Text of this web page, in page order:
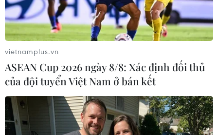
Theo dõi VietnamPlus
TIN CÙNG CHUYÊN MỤC
vietnamplus.vn
ASEAN Cup 2026 ngày 8/8: Xác định đối thủ
của đội tuyển Việt Nam ở bán kết